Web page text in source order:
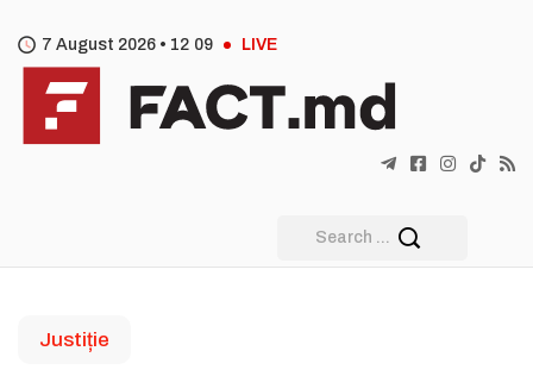
7 August 2026 • 12 09 LIVE
Justiție